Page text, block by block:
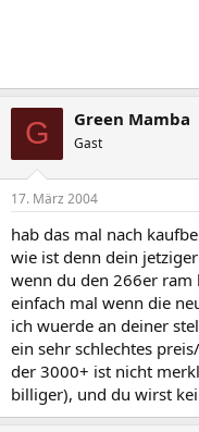
G Green Mamba
Gast
17. März 2004
hab das mal nach
wie ist denn dein
wenn du den 266er ram
einfach mal wenn die
ich wuerde an deiner
ein sehr schlechtes
der 3000+ ist nicht
billiger), und du wirst